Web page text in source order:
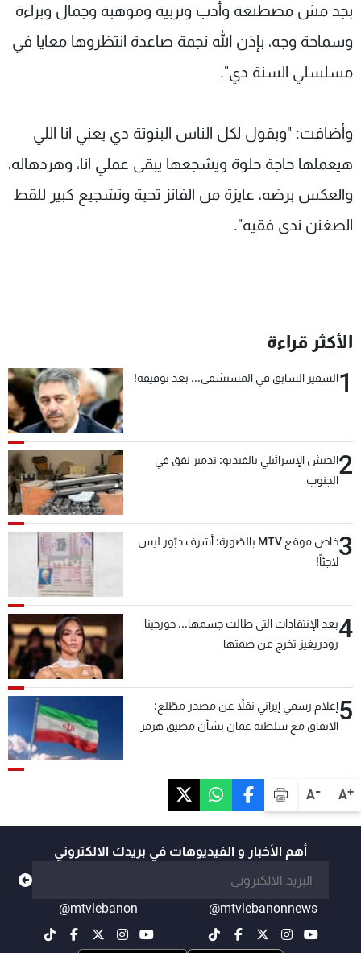
A+
A-
بجد مش مصطنعة وأدب وتربية وموهبة وجمال وبراءة
وسماحة وجه، بإذن الله نجمة صاعدة انتظروها معايا في
مسلسلي السنة دي".
وأضافت: "وبقول لكل الناس البنوتة دي يعني انا اللي
هيعملها حاجة حلوة ويشجعها يبقى عملي انا، وهردهاله،
والعكس برضه، عايزة من الفانز تحية وتشجيع كبير للقط
الصغنن ندى فقيه".
الأكثر قراءة
1السفير السابق في المستشفى... بعد توقيفه!
2الجيش الإسرائيلي بالفيديو: تدمير نفق في
الجنوب
3
خاص موقع MTV بالصّورة: أشرف دبّور ليس
لاجئاً!
4بعد الإنتقادات التي طالت جسمها... جورجينا
رودريغيز تخرج عن صمتها
5إعلام رسمي إيراني نقلاً عن مصدر مطّلع:
الاتفاق مع سلطنة عمان بشأن مضيق هرمز
أهم الأخبار و الفيديوهات في بريدك الالكتروني
@mtvlebanonnews
@mtvlebanon